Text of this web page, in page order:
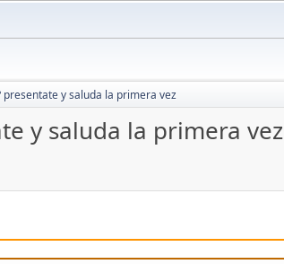
presentate y saluda la primera vez
y saluda la primera vez